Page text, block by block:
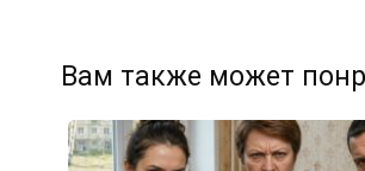
Вам также может